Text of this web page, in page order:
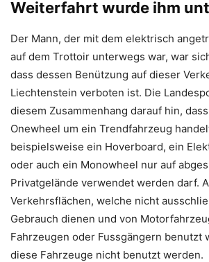
Weiterfahrt wurde ihm
Der Mann, der mit dem elektrisch
auf dem Trottoir unterwegs war, war
dass dessen Benützung auf dieser
Liechtenstein verboten ist. Die
diesem Zusammenhang darauf hin,
Onewheel um ein Trendfahrzeug
beispielsweise ein Hoverboard, ein
oder auch ein Monowheel nur auf
Privatgelände verwendet werden darf.
Verkehrsflächen, welche nicht
Gebrauch dienen und von
Fahrzeugen oder Fussgängern benutzt
diese Fahrzeuge nicht benutzt werden.